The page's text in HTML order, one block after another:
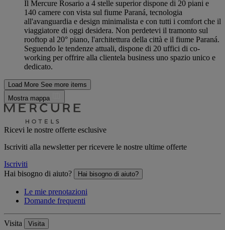
Il Mercure Rosario a 4 stelle superior dispone di 20 piani e
140 camere con vista sul fiume Paraná, tecnologia
all'avanguardia e design minimalista e con tutti i comfort che il
viaggiatore di oggi desidera. Non perdetevi il tramonto sul
rooftop al 20° piano, l'architettura della città e il fiume Paraná.
Seguendo le tendenze attuali, dispone di 20 uffici di co-
working per offrire alla clientela business uno spazio unico e
dedicato.
Load More See more items
Mostra mappa
Ricevi le nostre offerte esclusive
Iscriviti alla newsletter per ricevere le nostre ultime offerte
Iscriviti
Hai bisogno di aiuto?
Hai bisogno di aiuto?
Le mie prenotazioni
Domande frequenti
Visita Visita